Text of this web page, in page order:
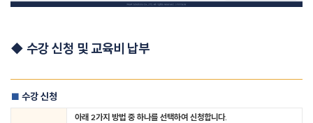
◆ 수강 신청 및 교육비 납부
■ 수강 신청
아래 2가지 방법 중 하나를 선택하여 신청합니다.